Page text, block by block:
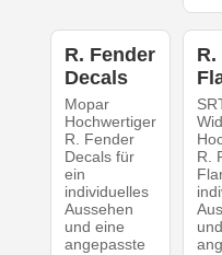
R. Fender
Decals
Mopar
Hochwertiger
R. Fender
Decals für
ein
individuelles
Aussehen
und eine
angepasste
R.
R.